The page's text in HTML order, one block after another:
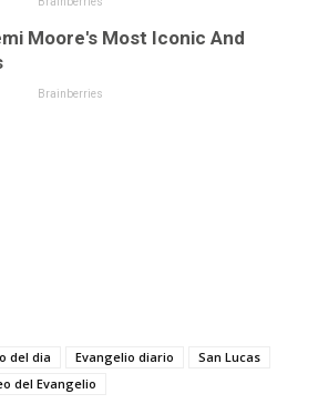
del dia Evangelio diario
San Lucas
del Evangelio